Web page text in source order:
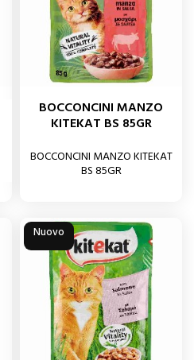
BOCCONCINI MANZO
KITEKAT BS 85GR
BOCCONCINI MANZO KITEKAT
BS 85GR
Nuovo